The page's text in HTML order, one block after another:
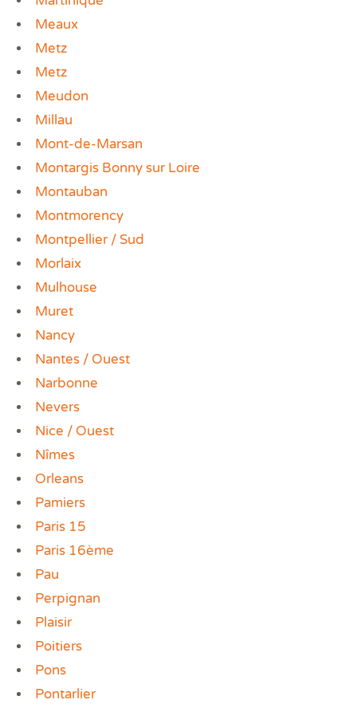
Meaux
Metz
Metz
Meudon
Millau
Mont-de-Marsan
Montargis Bonny sur Loire
Montauban
Montmorency
Montpellier / Sud
Morlaix
Mulhouse
Muret
Nancy
Nantes / Ouest
Narbonne
Nevers
Nice / Ouest
Nîmes
Orleans
Pamiers
Paris 15
Paris 16ème
Pau
Perpignan
Plaisir
Poitiers
Pons
Pontarlier